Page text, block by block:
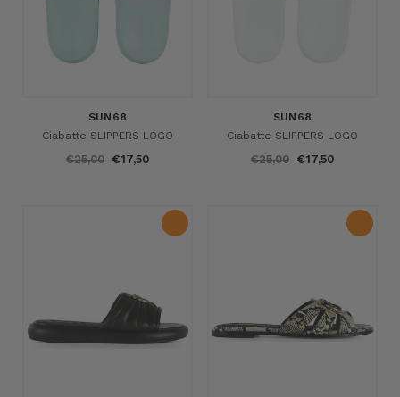
SUN68
Ciabatte SLIPPERS LOGO
€25,00 €17,50
SUN68
Ciabatte SLIPPERS LOGO
€25,00 €17,50